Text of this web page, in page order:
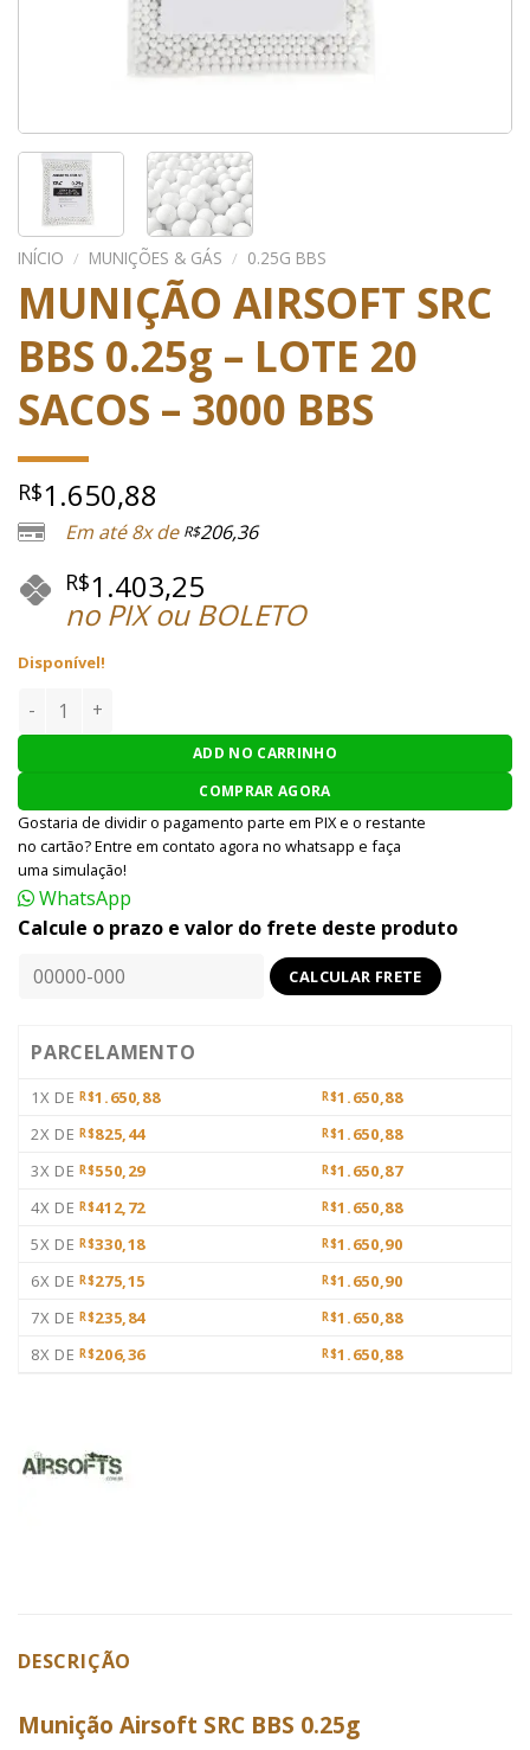
INÍCIO / MUNIÇÕES & GÁS / 0.25G BBS
MUNIÇÃO AIRSOFT SRC
BBS 0.25g – LOTE 20
SACOS – 3000 BBS
R$1.650,88
Em até 8x de R$206,36
R$1.403,25
no PIX ou BOLETO
Disponível!
MUNIÇÃO AIRSOFT SRC BBS 0.25g - LOTE 20 SACOS - 3000
ADD NO CARRINHO
COMPRAR AGORA
Gostaria de dividir o pagamento parte em PIX e o restante
no cartão? Entre em contato agora no whatsapp e faça
uma simulação!
WhatsApp
Calcule o prazo e valor do frete deste produto
PARCELAMENTO
1X DE R$1.650,88 R$1.650,88
2X DE R$825,44 R$1.650,88
3X DE R$550,29 R$1.650,87
4X DE R$412,72 R$1.650,88
5X DE R$330,18 R$1.650,90
6X DE R$275,15 R$1.650,90
7X DE R$235,84 R$1.650,88
8X DE R$206,36 R$1.650,88
DESCRIÇÃO
Munição Airsoft SRC BBS 0.25g